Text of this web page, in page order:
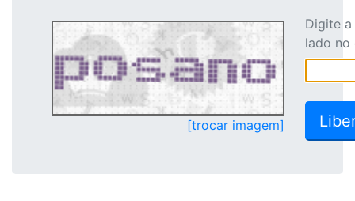
[trocar imagem]
Digite
lado no